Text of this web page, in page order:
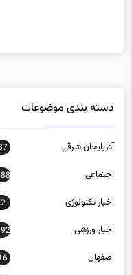
آذربایجان شرقی
اجتماعی
اخبار تکنولوژی
اخبار ورزشی
اصفهان
البرز